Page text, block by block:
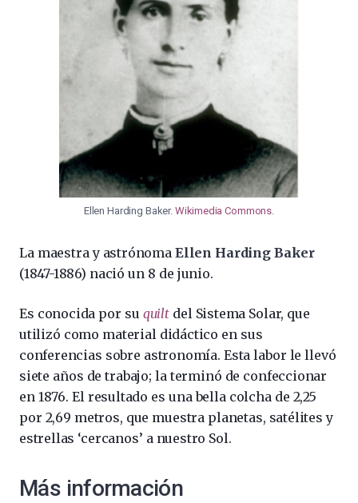
Ellen Harding Baker.Wikimedia Commons.
La maestra y astrónoma Ellen Harding Baker
(1847-1886) nació un 8 de junio.
Es conocida por su quiltdel Sistema Solar, que
utilizó como material didáctico en sus
conferencias sobre astronomía. Esta labor le llevó
siete años de trabajo; la terminó de confeccionar
en 1876. El resultado es una bella colcha de 2,25
por 2,69 metros, que muestra planetas, satélites y
estrellas ‘cercanos’ a nuestro Sol.
Más información